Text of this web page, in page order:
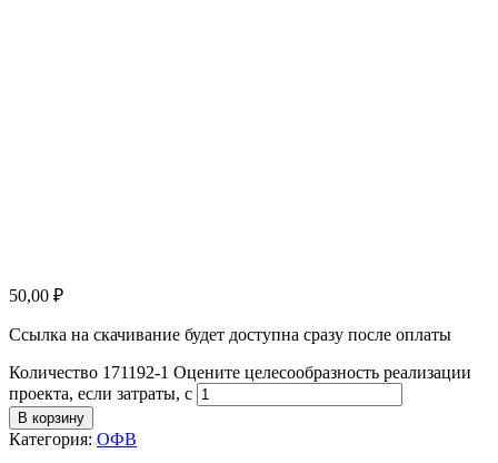
50,00 ₽
Ссылка на скачивание будет доступна сразу после оплаты
Количество 171192-1 Оцените целесообразность реализации
проекта, если затраты, с
В корзину
Категория: ОФВ